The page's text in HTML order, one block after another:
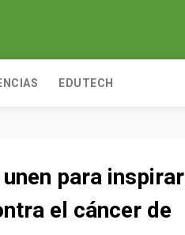
EDUTECH
para inspirar
el cáncer de